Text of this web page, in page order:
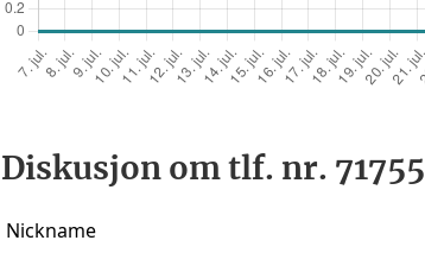
Diskusjon om tlf. nr. 71755